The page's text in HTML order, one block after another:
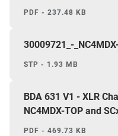
PDF - 237.48 KB
30009721_-
STP - 1.93 MB
BDA 631 V1 - XLR
NC4MDX-TOP and
PDF - 469.73 KB